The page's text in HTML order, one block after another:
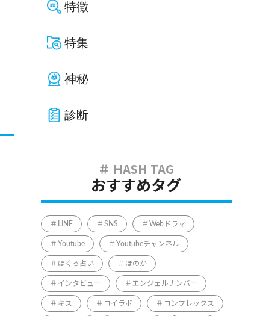
特徴
特集
神秘
診断
おすすめタグ
LINE SNS Webドラマ
Youtube Youtubeチャンネル
ほくろ占い ほのか
インタビュー エンジェルナンバー
キス コイラボ コンプレックス